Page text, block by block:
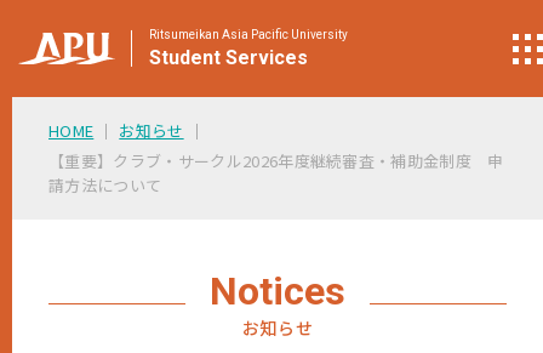
Ritsumeikan Asia Pacific University
Student Services
HOME
お知らせ
【重要】クラブ・サークル2026年度継続審査・補助金制度 申
請方法について
Notices
お知らせ